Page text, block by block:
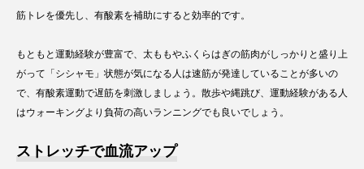
筋トレを優先し、有酸素を補助にすると効率的です。
もともと運動経験が豊富で、太ももやふくらはぎの筋肉がしっかりと盛り上
がって「シシャモ」状態が気になる人は速筋が発達していることが多いの
で、有酸素運動で遅筋を刺激しましょう。散歩や縄跳び、運動経験がある人
はウォーキングより負荷の高いランニングでも良いでしょう。
ストレッチで血流アップ